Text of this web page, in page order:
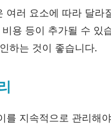
여러 요소에 따라 달
용 등이 추가될 수 있
하는 것이 좋습니다.
를 지속적으로 관리해